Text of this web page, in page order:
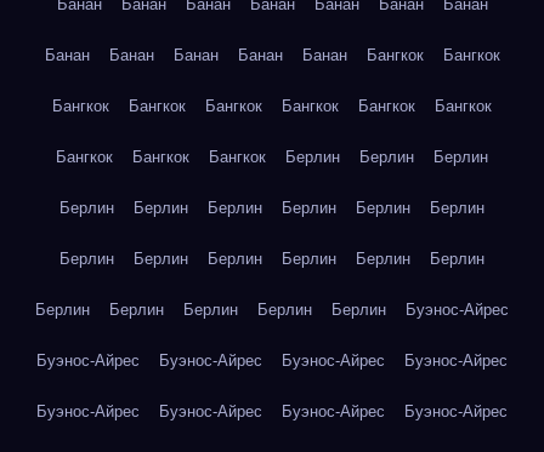
Банан Банан Банан Банан Банан Банан Банан
Банан Банан Банан Банан Банан Бангкок Бангкок
Бангкок Бангкок Бангкок Бангкок Бангкок Бангкок
Бангкок Бангкок Бангкок Берлин Берлин Берлин
Берлин Берлин Берлин Берлин Берлин Берлин
Берлин Берлин Берлин Берлин Берлин Берлин
Берлин Берлин Берлин Берлин Берлин Буэнос-Айрес
Буэнос-Айрес Буэнос-Айрес Буэнос-Айрес Буэнос-Айрес
Буэнос-Айрес Буэнос-Айрес Буэнос-Айрес Буэнос-Айрес